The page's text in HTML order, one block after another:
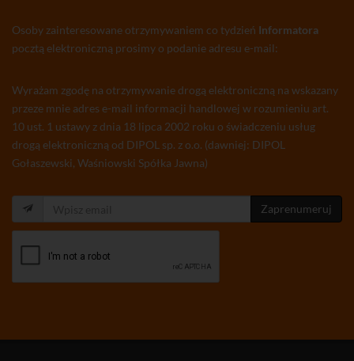
Osoby zainteresowane otrzymywaniem co tydzień Informatora
pocztą elektroniczną prosimy o podanie adresu e-mail:
Wyrażam zgodę na otrzymywanie drogą elektroniczną na wskazany
przeze mnie adres e-mail informacji handlowej w rozumieniu art.
10 ust. 1 ustawy z dnia 18 lipca 2002 roku o świadczeniu usług
drogą elektroniczną od DIPOL sp. z o.o. (dawniej: DIPOL
Gołaszewski, Waśniowski Spółka Jawna)
Zaprenumeruj